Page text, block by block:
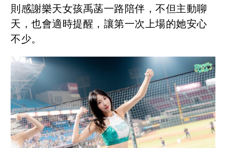
則感謝樂天女孩禹菡一路陪伴，不但主動聊
天，也會適時提醒，讓第一次上場的她安心
不少。